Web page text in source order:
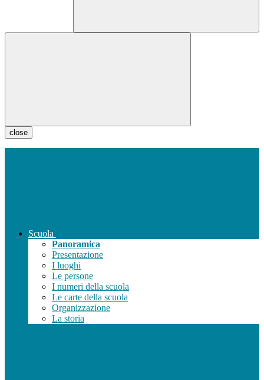
close
Scuola
Panoramica
Presentazione
I luoghi
Le persone
I numeri della scuola
Le carte della scuola
Organizzazione
La storia